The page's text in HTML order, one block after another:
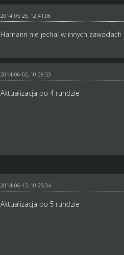
2014-05-26, 12:41:06
Hamann nie jechal w innych
2014-06-02, 10:08:53
Aktualizacja po 4 rundzie
2014-06-13, 10:25:34
Aktualizacja po 5 rundzie